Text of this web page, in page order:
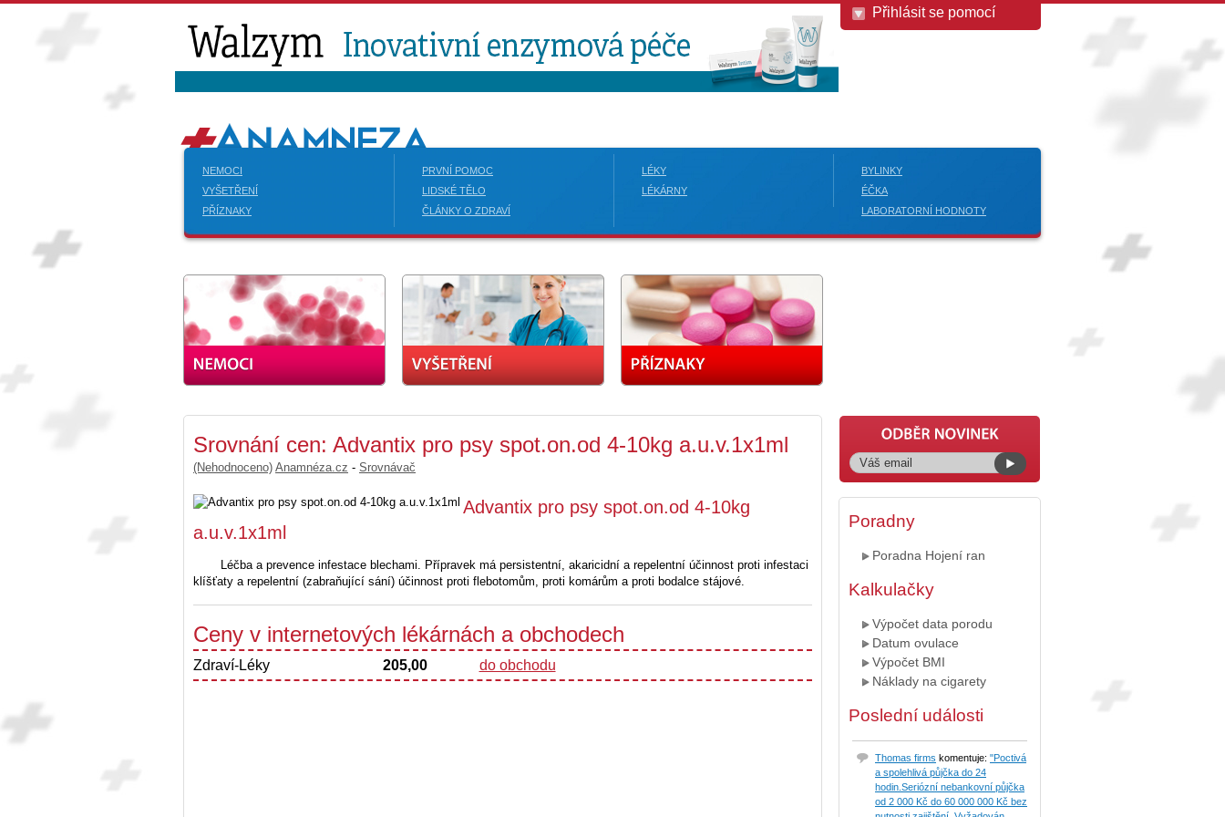
Přihlásit se pomocí
NEMOCI
VYŠETŘENÍ
PŘÍZNAKY
PRVNÍ POMOC
LIDSKÉ TĚLO
ČLÁNKY O ZDRAVÍ
LÉKY
LÉKÁRNY
BYLINKY
ÉČKA
LABORATORNÍ HODNOTY
Srovnání cen: Advantix pro psy spot.on.od 4-10kg a.u.v.1x1ml
(Nehodnoceno) Anamnéza.cz - Srovnávač
Advantix pro psy spot.on.od 4-10kg
a.u.v.1x1ml
Léčba a prevence infestace blechami. Přípravek má persistentní, akaricidní a repelentní účinnost proti infestaci
klíšťaty a repelentní (zabraňující sání) účinnost proti flebotomům, proti komárům a proti bodalce stájové.
Ceny v internetových lékárnách a obchodech
Zdraví-Léky 205,00 do obchodu
Poradny
Poradna Hojení ran
Kalkulačky
Výpočet data porodu
Datum ovulace
Výpočet BMI
Náklady na cigarety
Poslední události
Thomas firms komentuje: "Poctivá
a spolehlivá půjčka do 24
hodin.Seriózní nebankovní půjčka
od 2 000 Kč do 60 000 000 Kč bez